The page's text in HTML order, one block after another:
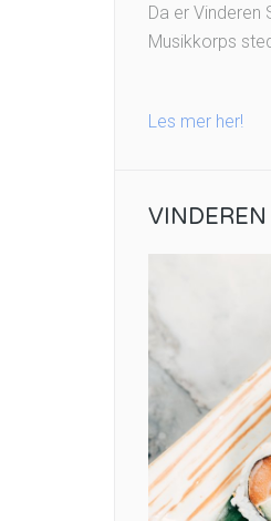
Da er Vinderen
Musikkorps
Les mer her!
VINDEREN